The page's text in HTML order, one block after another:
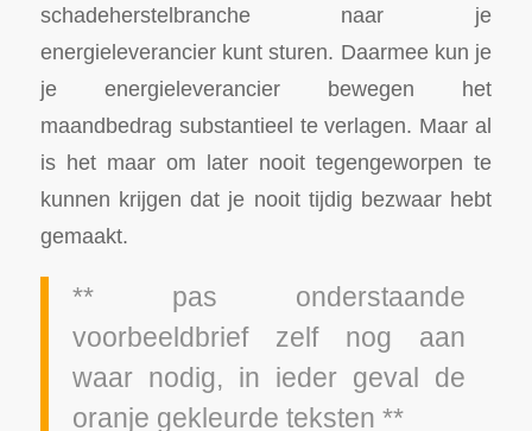
schadeherstelbranche naar je
energieleverancier kunt sturen. Daarmee kun je
je energieleverancier bewegen het
maandbedrag substantieel te verlagen. Maar al
is het maar om later nooit tegengeworpen te
kunnen krijgen dat je nooit tijdig bezwaar hebt
gemaakt.
** pas onderstaande
voorbeeldbrief zelf nog aan
waar nodig, in ieder geval de
oranje gekleurde teksten **